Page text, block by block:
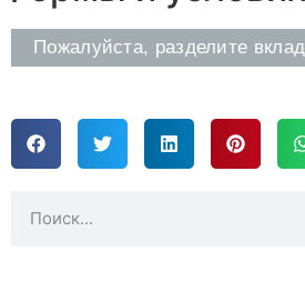
Пожалуйста, разделите вклад